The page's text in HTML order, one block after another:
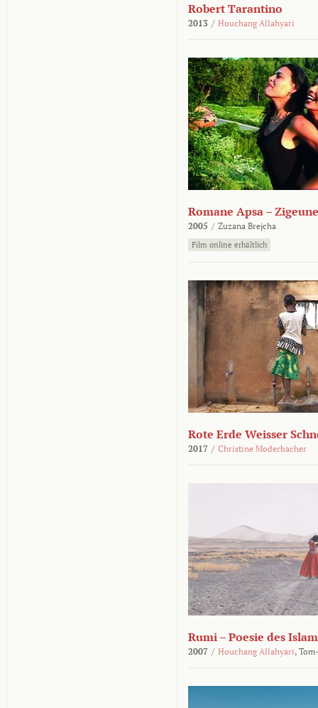
Robert Tarantino
2013 / Houchang Allahyari
Romane Apsa –
2005 / Zuzana Brejcha
Film online erhältlich
Rote Erde Weisser
2017 / Christine Moderbacher
Rumi – Poesie des Islam
2007 / Houchang Allahyari,